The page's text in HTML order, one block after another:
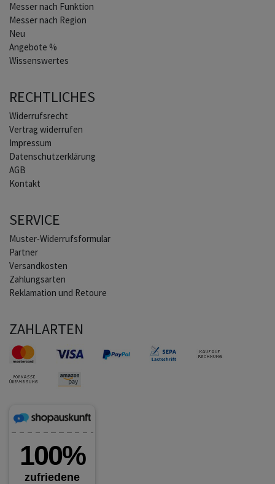
Messer nach Funktion
Messer nach Region
Neu
Angebote %
Wissenswertes
RECHTLICHES
Widerrufs­recht
Vertrag widerrufen
Impressum
Daten­schutz­erklärung
AGB
Kontakt
SERVICE
Muster-Widerrufsformular
Partner
Versandkosten
Zahlungsarten
Reklamation und Retoure
ZAHLARTEN